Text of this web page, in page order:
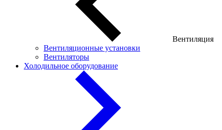
Вентиляция
Вентиляционные установки
Вентиляторы
Холодильное оборудование